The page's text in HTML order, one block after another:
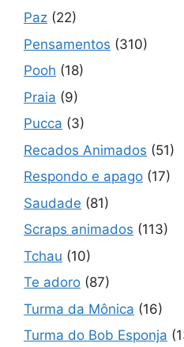
Paz (22)
Pensamentos (310)
Pooh (18)
Praia (9)
Pucca (3)
Recados Animados (51)
Respondo e apago (17)
Saudade (81)
Scraps animados (113)
Tchau (10)
Te adoro (87)
Turma da Mônica (16)
Turma do Bob Esponja